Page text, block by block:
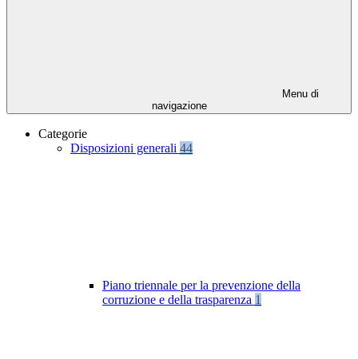
Menu di
navigazione
Categorie
Disposizioni generali 44
Piano triennale per la prevenzione della
corruzione e della trasparenza 1